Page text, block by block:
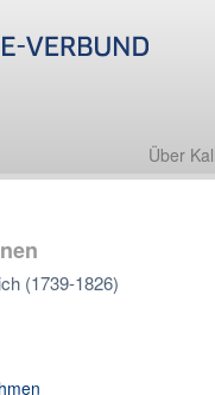
Über
(1739-1826)